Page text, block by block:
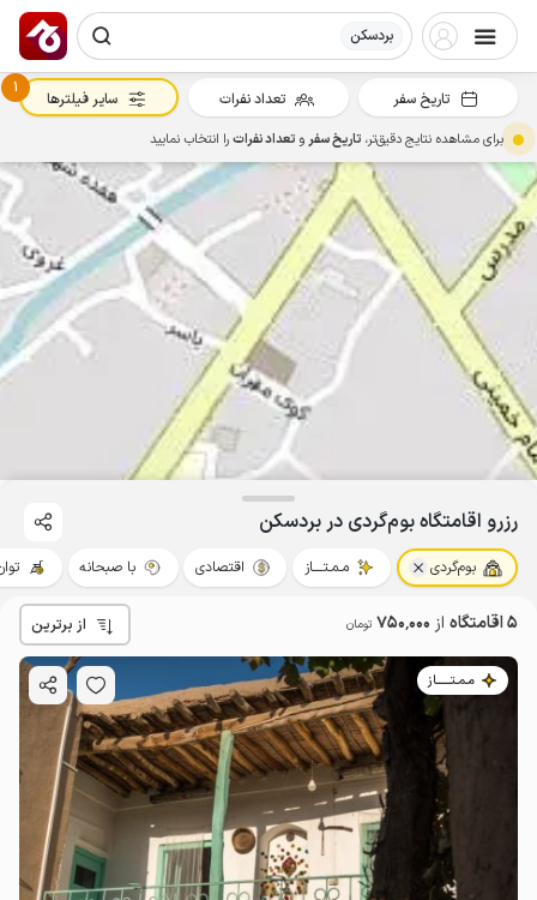
بردسکن
رزرو اقامتگاه بوم‌گردی در بردسکن
بوم‌گردی مـمـتــــاز اقتصادی با صبحانه
5 اقامتگاه از 750٬000 تومان از برترین
مـمـتــــــاز
تاریخ سفر تعداد نفرات
1
سایر فیلترها
برای مشاهده نتایج دقیق‌تر، تاریخ سفرو تعداد نفراترا انتخاب نمایید